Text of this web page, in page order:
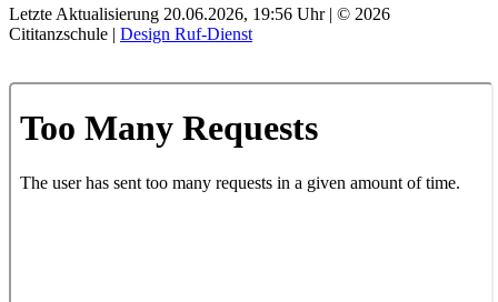
Letzte Aktualisierung 20.06.2026, 19:56 Uhr | © 2026
Cititanzschule | Design Ruf-Dienst